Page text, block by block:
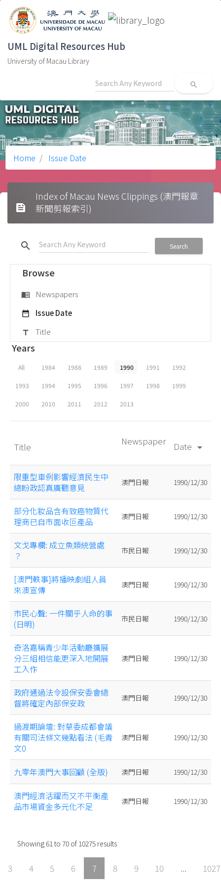
UML Digital Resources Hub
University of Macau Library
search
Home Issue Date
feed
Index of Macau News Clippings (澳門報章
新聞剪報索引)
search Search
Browse
menu_book Newspapers
date_range Issue Date
title Title
Years
All 1984 1988 1989 1990 1991 1992
1993 1994 1995 1996 1997 1998 1999
2000 2010 2011 2012 2013
Title Newspaper Date arrow_drop_down
限重型車例影響經濟民生中
總盼政認真廣聽意見
澳門日報 1990/12/30
部分化妝品含有致癌物質代
理商已自市面收叵產品
澳門日報 1990/12/30
文戈專欄: 成立魚類統營處
？
市民日報 1990/12/30
[澳門軼事]將播映劇組人員
來澳宣傳
澳門日報 1990/12/30
市民心聲: 一件關乎人命的事
(日明)
市民日報 1990/12/30
奇洛嘉稱青少年活動廳擴展
分三組相信能更深入地開展
工入作
澳門日報 1990/12/30
政府通過法令設保安委會總
督將確定內部保安政
澳門日報 1990/12/30
過渡期論壇: 對草委成都會議
有關司法條文幾點看法 (毛青
文0
澳門日報 1990/12/30
九零年澳門大事回顧 (全版) 澳門日報 1990/12/30
澳門經濟活躍而又不平衡產
品市場資金多元化不足
澳門日報 1990/12/30
Showing61to 70 of 10275 results
3 4 5 6 7 8 9 10 ... 1027